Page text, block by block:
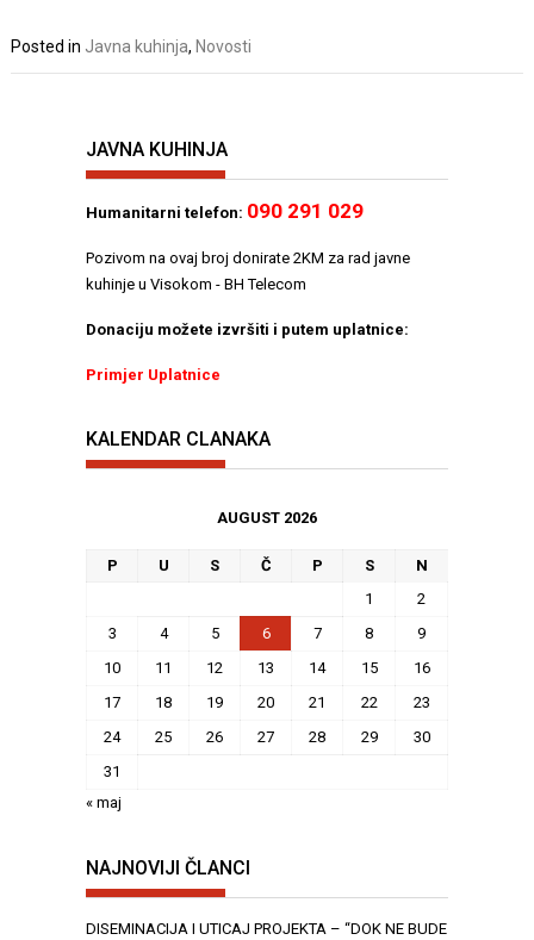
Posted in Javna kuhinja, Novosti
JAVNA KUHINJA
Humanitarni telefon: 090 291 029
Pozivom na ovaj broj donirate 2KM za rad javne
kuhinje u Visokom - BH Telecom
Donaciju možete izvršiti i putem uplatnice:
Primjer Uplatnice
KALENDAR CLANAKA
AUGUST 2026
P U S Č P S
N
1
2
3
4 5 6 7 8
9
10
11 12 13 14 15
16
17
18 19 20 21 22
23
24
25 26 27 28 29
30
31
« maj
NAJNOVIJI ČLANCI
DISEMINACIJA I UTICAJ PROJEKTA – “DOK NE BUDE